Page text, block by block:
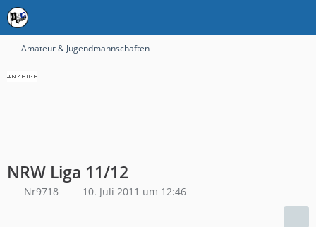
Amateur & Jugendmannschaften
NRW Liga 11/12
Nr9718 10. Juli 2011 um 12:46